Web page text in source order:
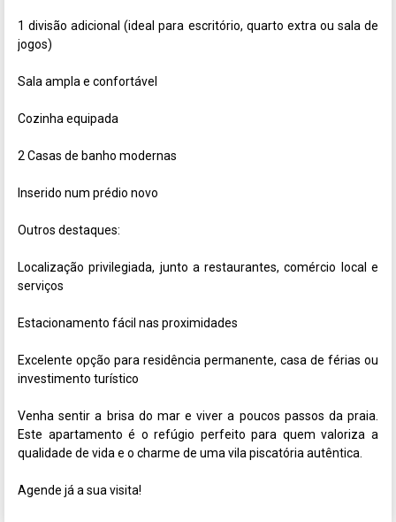
1 divisão adicional (ideal para escritório, quarto extra ou sala de
jogos)
Sala ampla e confortável
Cozinha equipada
2 Casas de banho modernas
Inserido num prédio novo
Outros destaques:
Localização privilegiada, junto a restaurantes, comércio local e
serviços
Estacionamento fácil nas proximidades
Excelente opção para residência permanente, casa de férias ou
investimento turístico
Venha sentir a brisa do mar e viver a poucos passos da praia.
Este apartamento é o refúgio perfeito para quem valoriza a
qualidade de vida e o charme de uma vila piscatória autêntica.
Agende já a sua visita!